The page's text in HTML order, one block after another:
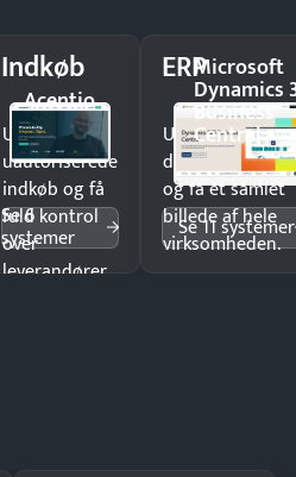
Indkøb
Acentio
Undgå
uautoriserede
indkøb og få
fuld kontrol
over
leverandører
Se 6
systemer
ERPMicrosoft
Dynamics
Business
Central
Undgå
og få ét samlet
billede af hele
virksomheden.
Se 11 systemer